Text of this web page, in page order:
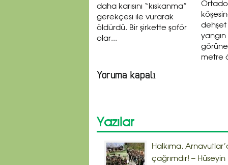
daha karısını “kıskanma”
gerekçesi ile vurarak
öldürdü. Bir şirkette şoför
olar...
dehşet
yangın
metre
Yoruma kapalı
Yazılar
Halkıma,
çağrımdır! – Hüseyin